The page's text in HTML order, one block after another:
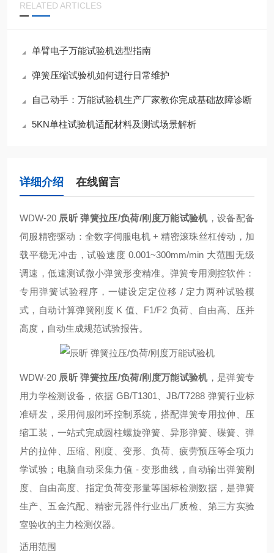
RELATED ARTICLES
单臂电子万能试验机选型指南
弹簧压缩试验机如何进行日常维护
自己动手：万能试验机生产厂家教你完成基础故障诊断
5KN单柱试验机适配材料及测试场景解析
详细介绍 在线留言
WDW-20 辰昕 弹簧拉压/负荷/刚度万能试验机，设备配备
伺服精密驱动：全数字伺服电机 + 精密滚珠丝杠传动，加
载平稳无冲击，试验速度 0.001~300mm/min 大范围无级
调速，低速测试微小弹簧形变精准。弹簧专用测控软件：
专用弹簧试验程序，一键设定定位移 / 定力两种试验模
式，自动计算弹簧刚度 K 值、F1/F2 负荷、自由高、压并
高度，自动生成规范试验报告。
WDW-20 辰昕 弹簧拉压/负荷/刚度万能试验机，是弹簧专
用力学检测设备，依据 GB/T1301、JB/T7288 弹簧行业标
准研发，采用伺服闭环控制系统，搭配弹簧专用拉伸、压
缩工装，一站式完成圆柱螺旋弹簧、异形弹簧、碟簧、弹
片的拉伸、压缩、刚度、变形、负荷、疲劳预压等全项力
学试验；电脑自动采集力值 - 变形曲线，自动输出弹簧刚
度、自由高度、指定负荷变形量等国标检测数据，是弹簧
生产、五金汽配、精密元器件行业出厂质检、第三方实验
室验收的主力检测仪器。
适用范围